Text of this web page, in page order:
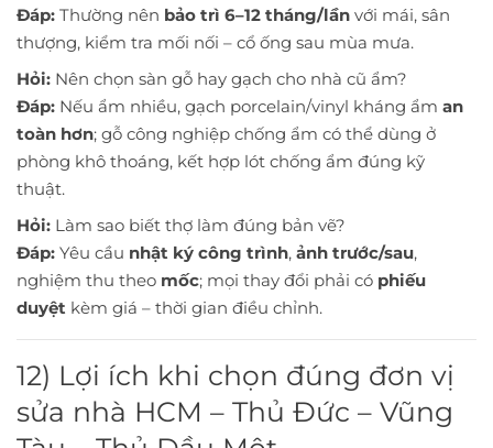
Đáp: Thường nên bảo trì 6–12 tháng/lần với mái, sân
thượng, kiểm tra mối nối – cổ ống sau mùa mưa.
Hỏi: Nên chọn sàn gỗ hay gạch cho nhà cũ ẩm?
Đáp: Nếu ẩm nhiều, gạch porcelain/vinyl kháng ẩm an
toàn hơn; gỗ công nghiệp chống ẩm có thể dùng ở
phòng khô thoáng, kết hợp lót chống ẩm đúng kỹ
thuật.
Hỏi: Làm sao biết thợ làm đúng bản vẽ?
Đáp: Yêu cầu nhật ký công trình, ảnh trước/sau,
nghiệm thu theo mốc; mọi thay đổi phải có phiếu
duyệt kèm giá – thời gian điều chỉnh.
12) Lợi ích khi chọn đúng đơn vị
sửa nhà HCM – Thủ Đức – Vũng